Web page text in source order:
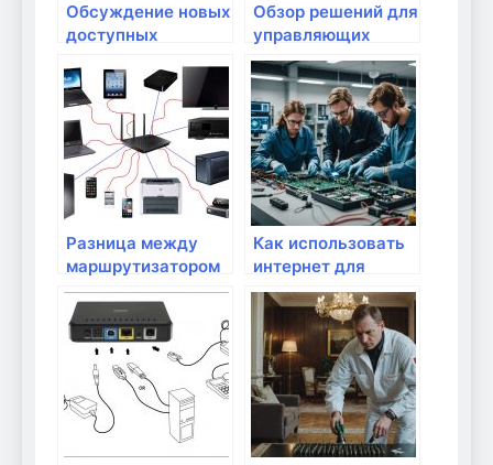
Обсуждение новых
доступных
упрощения
использования
Обзор решений для
управляющих
устройств через
Wi-Fi
Разница между
маршрутизатором
и модемом
Как использовать
интернет для
улучшения
качества жизни?